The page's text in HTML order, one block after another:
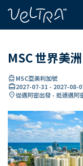
MSC 世界美
directions_boatMSC亞美利加號
card_travel2027-07-31 - 2027-08-
location_on從邁阿密出發 - 抵達邁阿